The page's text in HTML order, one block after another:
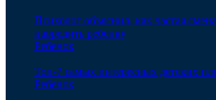
Психолог объяснил, как частая
навредить ребенку
Ребенок
Топ-7 самых интересных детских
Ребенок